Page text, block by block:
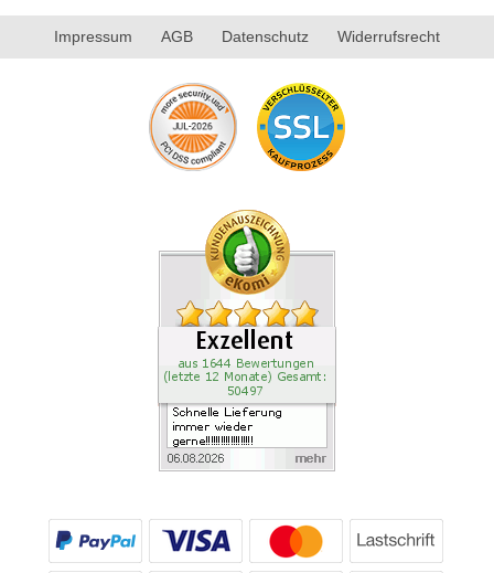
Impressum AGB Datenschutz Widerrufsrecht